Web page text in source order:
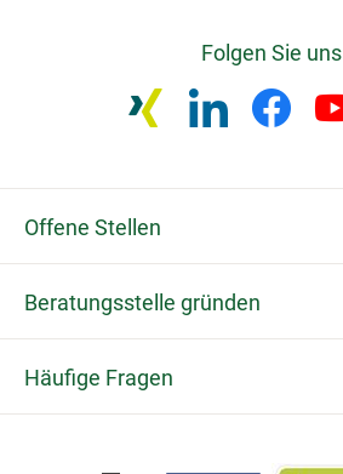
Folgen Sie uns
Offene Stellen
Beratungsstelle gründen
Häufige Fragen